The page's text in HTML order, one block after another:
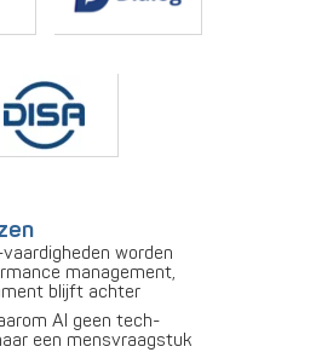
worden
management,
blijft achter
AI geen tech-
een mensvraagstuk